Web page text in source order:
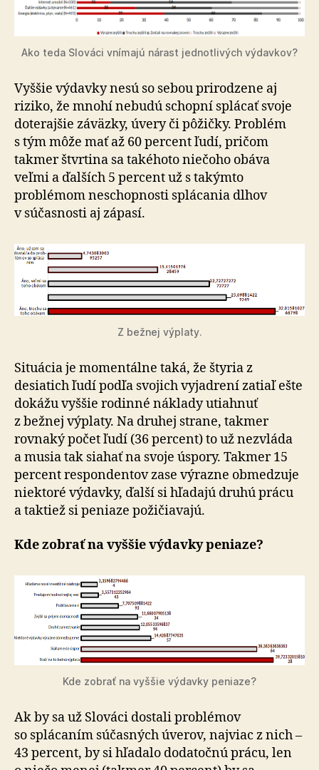
Ako teda Slováci vnímajú nárast jednotlivých výdavkov?
Vyššie výdavky nesú so sebou prirodzene aj
riziko, že mnohí nebudú schopní splácať svoje
doterajšie záväzky, úvery či pôžičky. Problém
s tým môže mať až 60 percent ľudí, pričom
takmer štvrtina sa takéhoto niečoho obáva
veľmi a ďalších 5 percent už s takýmto
problémom neschopnosti splácania dlhov
v súčasnosti aj zápasí.
Z bežnej výplaty.
Situácia je momentálne taká, že štyria z
desiatich ľudí podľa svojich vyjadrení zatiaľ ešte
dokážu vyššie rodinné náklady utiahnuť
z bežnej výplaty. Na druhej strane, takmer
rovnaký počet ľudí (36 percent) to už nezvláda
a musia tak siahať na svoje úspory. Takmer 15
percent respondentov zase výrazne obmedzuje
niektoré výdavky, ďalší si hľadajú druhú prácu
a taktiež si peniaze požičiavajú.
Kde zobrať na vyššie výdavky peniaze?
Kde zobrať na vyššie výdavky peniaze?
Ak by sa už Slováci dostali problémov
so splácaním súčasných úverov, najviac z nich –
43 percent, by si hľadalo dodatočnú prácu, len